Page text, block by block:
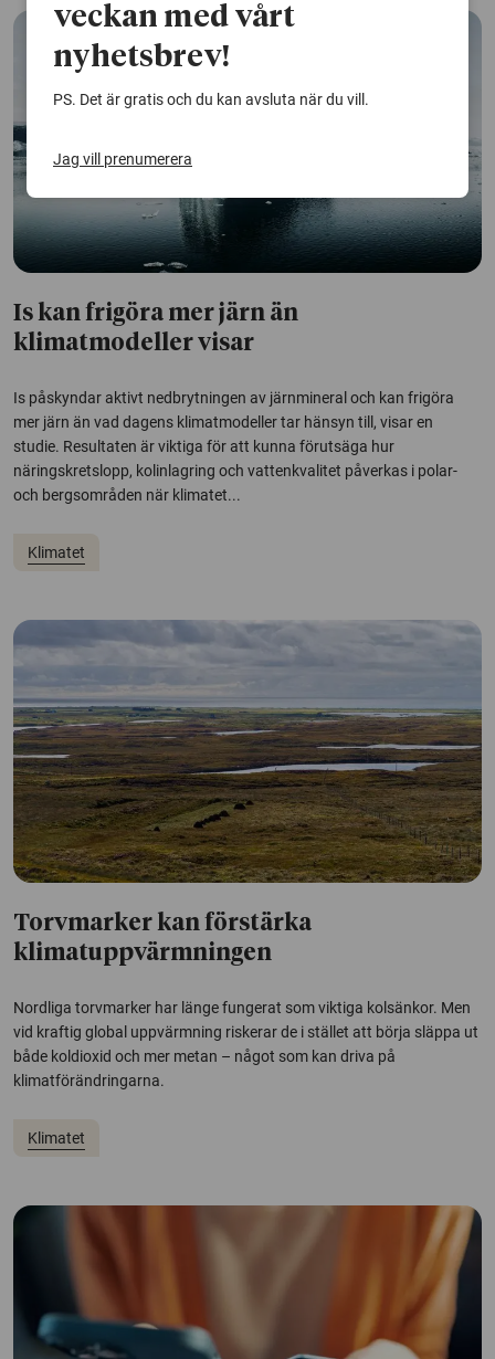
Is kan frigöra mer järn än
klimatmodeller visar
Is påskyndar aktivt nedbrytningen av järnmineral och kan frigöra
mer järn än vad dagens klimatmodeller tar hänsyn till, visar en
studie. Resultaten är viktiga för att kunna förutsäga hur
näringskretslopp, kolinlagring och vattenkvalitet påverkas i polar-
och bergsområden när klimatet...
Klimatet
Torvmarker kan förstärka
klimatuppvärmningen
Nordliga torvmarker har länge fungerat som viktiga kolsänkor. Men
vid kraftig global uppvärmning riskerar de i stället att börja släppa ut
både koldioxid och mer metan – något som kan driva på
klimatförändringarna.
Klimatet
veckan med vårt
nyhetsbrev!
PS. Det är gratis och du kan avsluta när du vill.
Jag vill prenumerera